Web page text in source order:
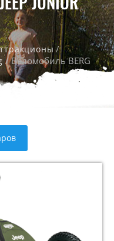
/
/ Веломобиль BERG